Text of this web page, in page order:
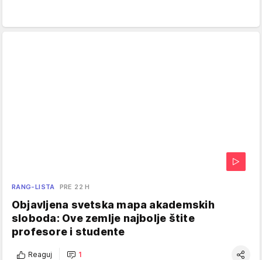
RANG-LISTA PRE 22 H
Objavljena svetska mapa akademskih
sloboda: Ove zemlje najbolje štite
profesore i studente
Reaguj 1